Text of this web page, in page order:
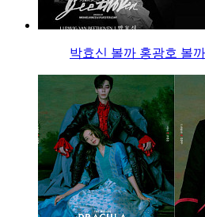
박효신 볼까 홍광호 볼